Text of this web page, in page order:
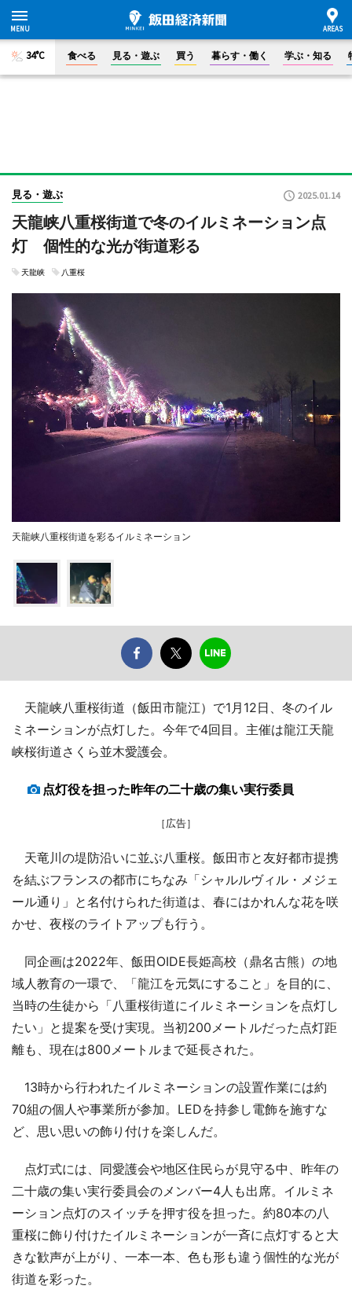
34°C 食べる 見る・遊ぶ 買う 暮らす・働く 学ぶ・知る
見る・遊ぶ 2025.01.14
天龍峡八重桜街道で冬のイルミネーション点
灯 個性的な光が街道彩る
天龍峡 八重桜
天龍峡八重桜街道を彩るイルミネーション
天龍峡八重桜街道（飯田市龍江）で1月12日、冬のイル
ミネーションが点灯した。今年で4回目。主催は龍江天龍
峡桜街道さくら並木愛護会。
点灯役を担った昨年の二十歳の集い実行委員
［広告］
天竜川の堤防沿いに並ぶ八重桜。飯田市と友好都市提携
を結ぶフランスの都市にちなみ「シャルルヴィル・メジェ
ール通り」と名付けられた街道は、春にはかれんな花を咲
かせ、夜桜のライトアップも行う。
同企画は2022年、飯田OIDE長姫高校（鼎名古熊）の地
域人教育の一環で、「龍江を元気にすること」を目的に、
当時の生徒から「八重桜街道にイルミネーションを点灯し
たい」と提案を受け実現。当初200メートルだった点灯距
離も、現在は800メートルまで延長された。
13時から行われたイルミネーションの設置作業には約
70組の個人や事業所が参加。LEDを持参し電飾を施すな
ど、思い思いの飾り付けを楽しんだ。
点灯式には、同愛護会や地区住民らが見守る中、昨年の
二十歳の集い実行委員会のメンバー4人も出席。イルミネ
ーション点灯のスイッチを押す役を担った。約80本の八
重桜に飾り付けたイルミネーションが一斉に点灯すると大
きな歓声が上がり、一本一本、色も形も違う個性的な光が
街道を彩った。